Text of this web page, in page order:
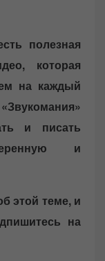
полезная
которая
на каждый
и писать
и
этой теме, и
на